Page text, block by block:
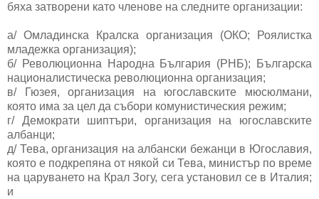
бяха затворени като членове на следните организации:
а/ Омладинска Кралска организация (ОКО; Роялистка
младежка организация);
б/ Революционна Народна България (РНБ); Българска
националистическа революционна организация;
в/ Гюзея, организация на югославските мюсюлмани,
която има за цел да събори комунистическия режим;
г/ Демократи шиптъри, организация на югославските
албанци;
д/ Тева, организация на албански бежанци в Югославия,
която е подкрепяна от някой си Тева, министър по време
на царуването на Крал Зогу, сега установил се в Италия;
и